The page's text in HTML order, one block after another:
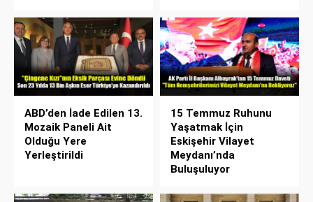
ABD’den İade Edilen 13.
Mozaik Paneli Ait
Olduğu Yere
Yerleştirildi
15 Temmuz Ruhunu
Yaşatmak İçin
Eskişehir Vilayet
Meydanı’nda
Buluşuluyor